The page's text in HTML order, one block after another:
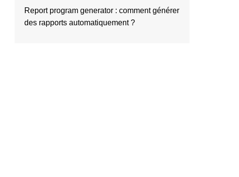
Report program generator : comment générer
des rapports automatiquement ?